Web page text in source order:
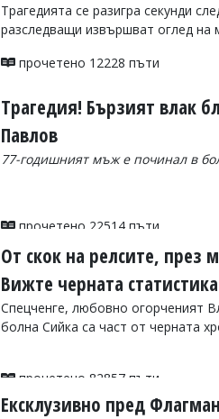
Трагедията се разигра секунди
разследващи извършват оглед на
прочетено 12228 пъти
Трагедия! Бързият влак
Павлов
77-годишният мъж е починал в
прочетено 22514 пъти
От скок на релсите, през
Вижте черната
Спецченге, любовно огорченият
болна Сийка са част от черната
прочетено 82857 пъти
Ексклузивно пред